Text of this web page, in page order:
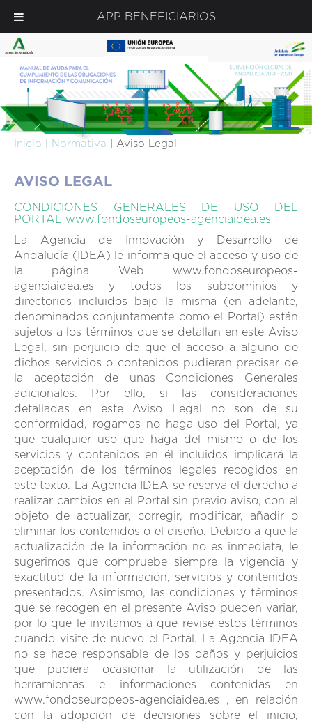
Inicio Normativa | Aviso Legal
AVISO LEGAL
CONDICIONES GENERALES DE USO DEL
PORTAL www.fondoseuropeos-agenciaidea.es
La Agencia de Innovación y Desarrollo de
Andalucía (IDEA) le informa que el acceso y uso de
la página Web www.fondoseuropeos-
agenciaidea.es y todos los subdominios y
directorios incluidos bajo la misma (en adelante,
denominados conjuntamente como el Portal) están
sujetos a los términos que se detallan en este Aviso
Legal, sin perjuicio de que el acceso a alguno de
dichos servicios o contenidos pudieran precisar de
la aceptación de unas Condiciones Generales
adicionales. Por ello, si las consideraciones
detalladas en este Aviso Legal no son de su
conformidad, rogamos no haga uso del Portal, ya
que cualquier uso que haga del mismo o de los
servicios y contenidos en él incluidos implicará la
aceptación de los términos legales recogidos en
este texto. La Agencia IDEA se reserva el derecho a
realizar cambios en el Portal sin previo aviso, con el
objeto de actualizar, corregir, modificar, añadir o
eliminar los contenidos o el diseño. Debido a que la
actualización de la información no es inmediata, le
sugerimos que compruebe siempre la vigencia y
exactitud de la información, servicios y contenidos
presentados. Asimismo, las condiciones y términos
que se recogen en el presente Aviso pueden variar,
por lo que le invitamos a que revise estos términos
cuando visite de nuevo el Portal. La Agencia IDEA
no se hace responsable de los daños y perjuicios
que pudiera ocasionar la utilización de las
herramientas e informaciones contenidas en
www.fondoseuropeos-agenciaidea.es , en relación
con la adopción de decisiones sobre el inicio,
APP BENEFICIARIOS